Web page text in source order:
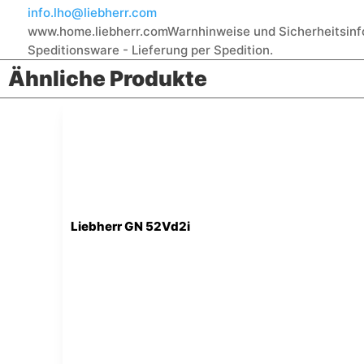
info.lho@liebherr.com
www.home.liebherr.comWarnhinweise und
Speditionsware - Lieferung per Spedition.
Ähnliche Produkte
Liebherr GN 52Vd2i